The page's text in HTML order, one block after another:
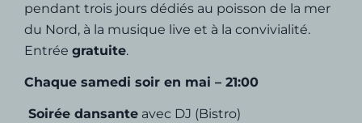
pendant trois jours dédiés au poisson de la mer
du Nord, à la musique live et à la convivialité.
Entréegratuite.
Chaque samedi soir en mai – 21:00
Soirée dansante avec DJ (Bistro)